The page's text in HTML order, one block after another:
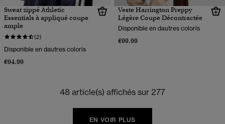
Sweat zippé Athletic
Essentials à appliqué coupe
ample
(2)
Disponible en dautres coloris
€94.99
Veste Harrington Preppy
Légère Coupe Décontractée
Disponible en dautres coloris
€99.99
48 article(s) affichés sur 277
EN VOIR PLUS